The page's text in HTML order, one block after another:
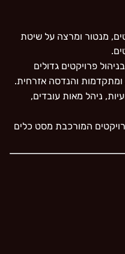
מנטור ומרצה על שיטת
רב של מעל ל-20 שנות בניהול פרויקטים גדולים
ומתקדמות והנדסה אזרחית.
ניהל מאות עובדים,
המורכבת מסט כלים